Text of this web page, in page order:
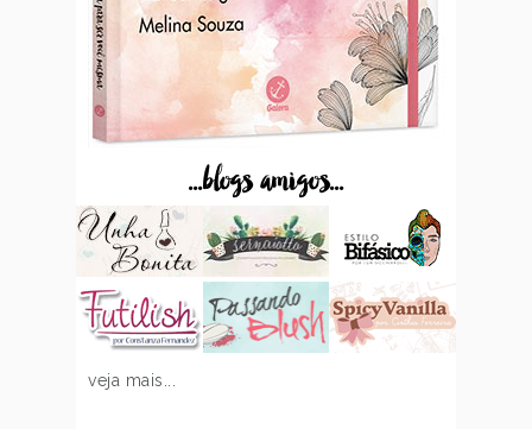
...blogs amigos...
veja mais...